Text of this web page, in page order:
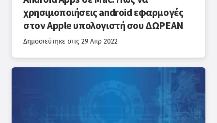
χρησιμοποιήσεις android εφαρμογές
στον Apple υπολογιστή σου ΔΩΡΕΑΝ
Δημοσιεύτηκε στις 29 Απρ 2022